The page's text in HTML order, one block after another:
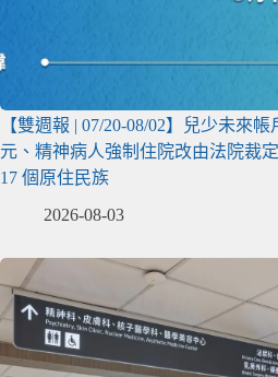
【雙週報 | 07/20-08/02】兒少未來
元、精神病人強制住院改由法院裁
17 個原住民族
2026-08-03